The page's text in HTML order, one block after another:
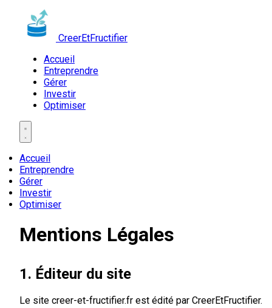
CreerEtFructifier
Accueil
Entreprendre
Gérer
Investir
Optimiser
Accueil
Entreprendre
Gérer
Investir
Optimiser
Mentions Légales
1. Éditeur du site
Le site creer-et-fructifier.fr est édité par CreerEtFructifier.